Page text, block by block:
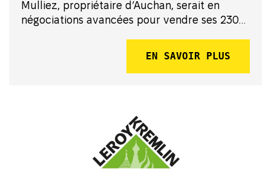
Mulliez, propriétaire d’Auchan, serait en
négociations avancées pour vendre ses 230
EN SAVOIR PLUS